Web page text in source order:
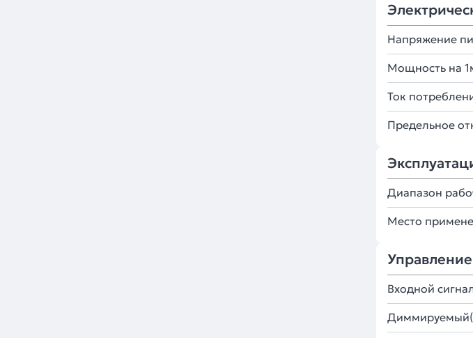
Напряжение
Мощность на
Ток
Предельное
Диапазон
Место
Управление
Входной